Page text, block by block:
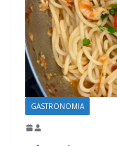
GASTRONOMIA